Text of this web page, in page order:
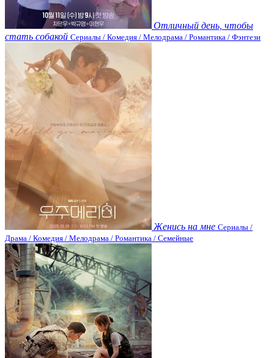
Отличный день, чтобы
стать собакой Сериалы / Комедия / Мелодрама / Романтика / Фэнтези
Женись на мне Сериалы /
Драма / Комедия / Мелодрама / Романтика / Семейные